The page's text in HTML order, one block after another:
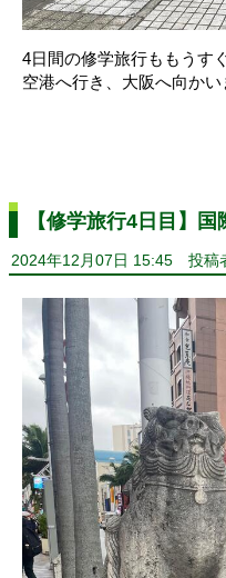
4日間の修学旅行ももうす
空港へ行き、大阪へ向かい
【修学旅行4日目】国
2024年12月07日 15:45 投稿